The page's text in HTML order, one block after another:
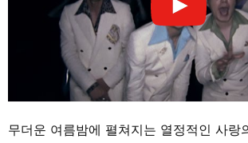
무더운 여름밤에 펼쳐지는 열정적인 사랑